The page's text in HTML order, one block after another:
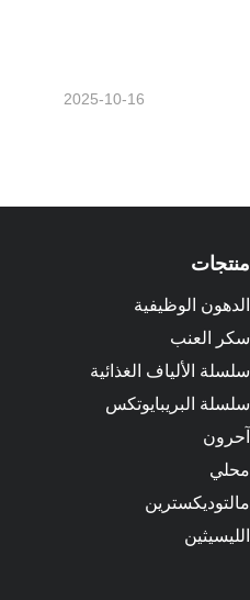
2025-10-16
منتجات
الدهون الوظيفية
سكر العنب
سلسلة الألياف الغذائية
سلسلة البريبايوتكس
آحرون
محلي
مالتوديكسترين
الليسيثين